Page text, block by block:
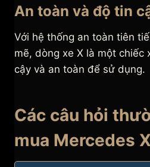
An toàn và độ tin
Với hệ thống an toàn tiên
mẽ, dòng xe X là một chiếc
cậy và an toàn để sử dụng.
Các câu hỏi
mua Mercedes